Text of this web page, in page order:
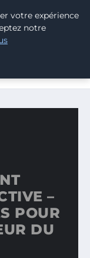
EN
–
POUR
DU
votre expérience
notre